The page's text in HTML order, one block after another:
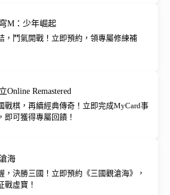
M：少年崛起
，鬥氣開戰！立即預約，領專屬修練補
Online Remastered
戰棋，再續經典傳奇！立即完成MyCard事
即可獲得專屬回饋！
海
，決勝三國！立即預約《三國觀滄海》，
戰虛寶！